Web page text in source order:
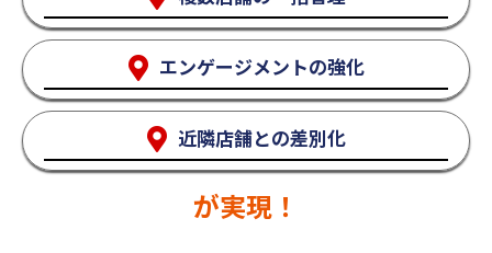
エンゲージメントの強化
近隣店舗との差別化
が実現！